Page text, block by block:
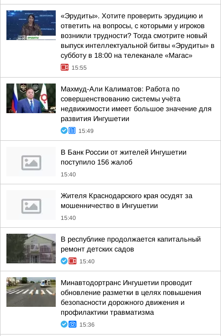
«Эрудиты». Хотите проверить эрудицию и
ответить на вопросы, с которыми у игроков
возникли трудности? Тогда смотрите новый
выпуск интеллектуальной битвы «Эрудиты» в
субботу в 18:00 на телеканале «Магас»
15:55
Махмуд-Али Калиматов: Работа по
совершенствованию системы учёта
недвижимости имеет большое значение для
развития Ингушетии
15:49
В Банк России от жителей Ингушетии
поступило 156 жалоб
15:40
Жителя Краснодарского края осудят за
мошенничество в Ингушетии
15:40
В республике продолжается капитальный
ремонт детских садов
15:40
Минавтодортранс Ингушетии проводит
обновление разметки в целях повышения
безопасности дорожного движения и
профилактики травматизма
15:36